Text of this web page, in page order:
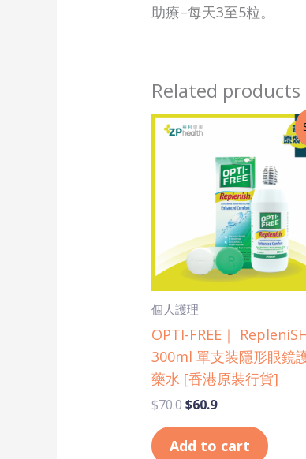
助療–每天3至5粒。
Related products
個人護理
OPTI-FREE｜
300ml 單支装隱形眼鏡
藥水 [香港原裝行貨]
$70.0
Original
price
$70.0.
$60.9
Current
is:
$60.9.
Add to cart